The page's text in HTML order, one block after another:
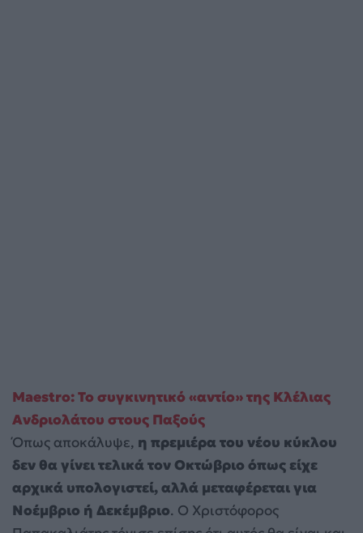
Maestro: Το συγκινητικό «αντίο» της Κλέλιας
Ανδριολάτου στους Παξούς
Όπως αποκάλυψε, η πρεμιέρα του νέου κύκλου
δεν θα γίνει τελικά τον Οκτώβριο όπως είχε
αρχικά υπολογιστεί, αλλά μεταφέρεται για
Νοέμβριο ή Δεκέμβριο. Ο Χριστόφορος